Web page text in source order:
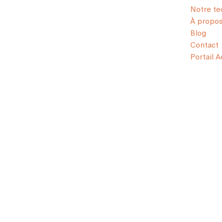
Notre
À propos
Blog
Contact
Portail